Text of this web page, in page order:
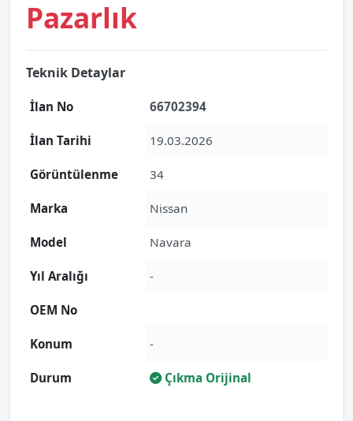
Pazarlık
Teknik Detaylar
İlan No 66702394
İlan Tarihi 19.03.2026
Görüntülenme 34
Marka Nissan
Model Navara
Yıl Aralığı -
OEM No
Konum -
Durum Çıkma Orijinal